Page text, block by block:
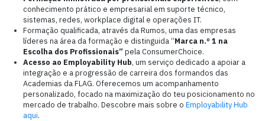
conhecimento prático e empresarial em suporte técnico,
sistemas, redes, workplace digital e operações IT.
Formação qualificada, através da Rumos, uma das empresas
líderes na área da formação e distinguida “Marca n.º 1 na
Escolha dos Profissionais”pela ConsumerChoice.
Acesso ao Employability Hub, um serviço dedicado a apoiar a
integração e a progressão de carreira dos formandos das
Academias da FLAG. Oferecemos um acompanhamento
personalizado, focado na maximização do teu posicionamento no
mercado de trabalho. Descobre mais sobre oEmployability Hub
aqui.